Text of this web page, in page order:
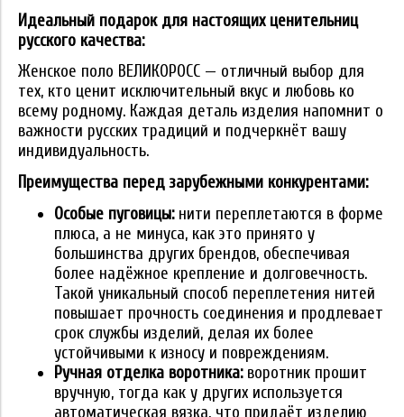
Идеальный подарок для настоящих ценительниц
русского качества:
Женское поло ВЕЛИКОРОСС — отличный выбор для
тех, кто ценит исключительный вкус и любовь ко
всему родному. Каждая деталь изделия напомнит о
важности русских традиций и подчеркнёт вашу
индивидуальность.
Преимущества перед зарубежными конкурентами:
Особые пуговицы:нити переплетаются в форме
плюса, а не минуса, как это принято у
большинства других брендов, обеспечивая
более надёжное крепление и долговечность.
Такой уникальный способ переплетения нитей
повышает прочность соединения и продлевает
срок службы изделий, делая их более
устойчивыми к износу и повреждениям.
Ручная отделка воротника:воротник прошит
вручную, тогда как у других используется
автоматическая вязка, что придаёт изделию